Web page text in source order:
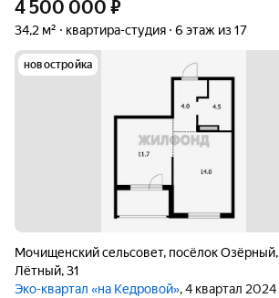
4 500 000 ₽
34,2 м² квартира-студия 6 этаж из 17
новостройка
Мочищенский сельсовет, посёлок Озёрный,
Лётный,31
Эко-квартал «на Кедровой», 4 квартал 2024